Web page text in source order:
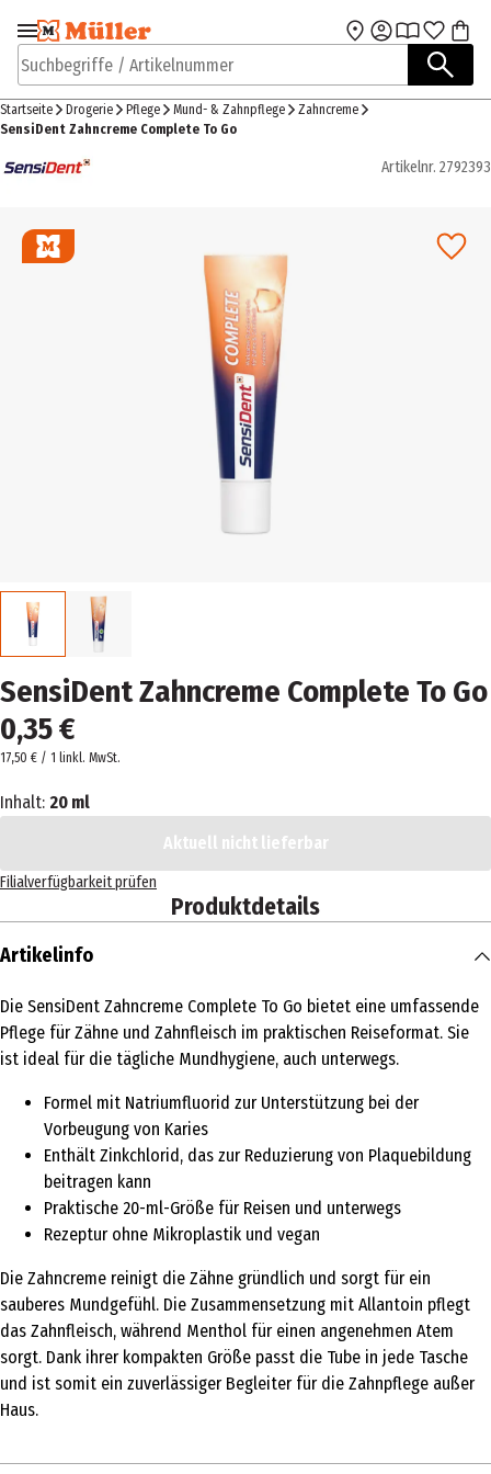
Zur Navigation
springen
Zum Hauptinhalt
Suchbegriffe / Artikelnummer
Startseite Drogerie Pflege Mund- & Zahnpflege
Zahncreme
SensiDent Zahncreme Complete To Go
Artikelnr. 2792393
SensiDent Zahncreme Complete To Go
0,35 €
17,50 € / 1 linkl. MwSt.
Inhalt: 20 ml
Aktuell nicht lieferbar
Filialverfügbarkeit prüfen
Produktdetails
Artikelinfo
Die SensiDent Zahncreme Complete To Go bietet eine umfassende
Pflege für Zähne und Zahnfleisch im praktischen Reiseformat. Sie
ist ideal für die tägliche Mundhygiene, auch unterwegs.
Formel mit Natriumfluorid zur Unterstützung bei der
Vorbeugung von Karies
Enthält Zinkchlorid, das zur Reduzierung von Plaquebildung
beitragen kann
Praktische 20-ml-Größe für Reisen und unterwegs
Rezeptur ohne Mikroplastik und vegan
Die Zahncreme reinigt die Zähne gründlich und sorgt für ein
sauberes Mundgefühl. Die Zusammensetzung mit Allantoin pflegt
das Zahnfleisch, während Menthol für einen angenehmen Atem
sorgt. Dank ihrer kompakten Größe passt die Tube in jede Tasche
und ist somit ein zuverlässiger Begleiter für die Zahnpflege außer
Haus.